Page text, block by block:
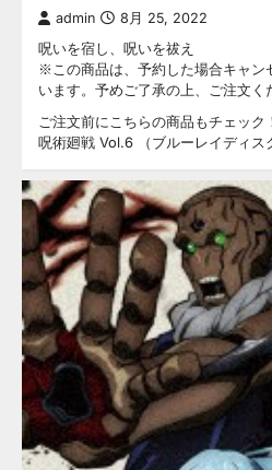
admin 8月 25, 2022
呪いを宿し、呪いを祓え
※この商品は、予約した場合キャン
います。予めご了承の上、ご注文く
ご注文前にこちらの商品もチェック
呪術廻戦 Vol.6 （ブルーレイディス